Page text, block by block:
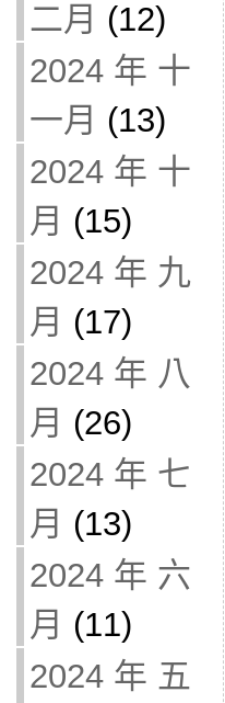
二月 (12)
2024 年 十
一月 (13)
2024 年 十
月 (15)
2024 年 九
月 (17)
2024 年 八
月 (26)
2024 年 七
月 (13)
2024 年 六
月 (11)
2024 年 五